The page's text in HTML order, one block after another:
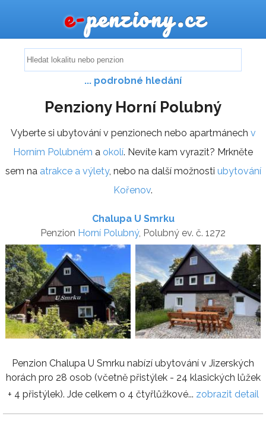
e-penziony.cz
... podrobné hledání
Penziony Horní Polubný
Vyberte si ubytování v penzionech nebo apartmánech v
Horním Polubném a okolí. Nevíte kam vyrazit? Mrkněte
sem na atrakce a výlety, nebo na další možnosti ubytování
Kořenov.
Chalupa U Smrku
Penzion Horní Polubný, Polubný ev. č. 1272
Penzion Chalupa U Smrku nabízí ubytování v Jizerských
horách pro 28 osob (včetně přistýlek - 24 klasických lůžek
+ 4 přistýlek). Jde celkem o 4 čtyřlůžkové... zobrazit detail